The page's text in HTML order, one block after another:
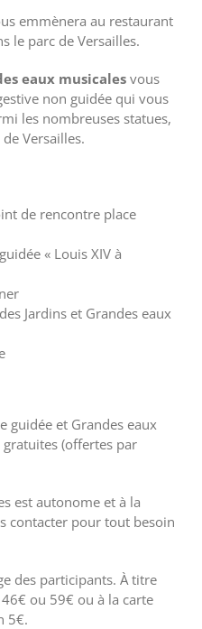
emmènera au restaurant
le parc de Versailles.
eaux musicales vous
non guidée qui vous
les nombreuses statues,
Versailles.
de rencontre place
« Louis XIV à
Jardins et Grandes eaux
guidée et Grandes eaux
(offertes par
est autonome et à la
contacter pour tout besoin
des participants. À titre
ou 59€ ou à la carte
5€.